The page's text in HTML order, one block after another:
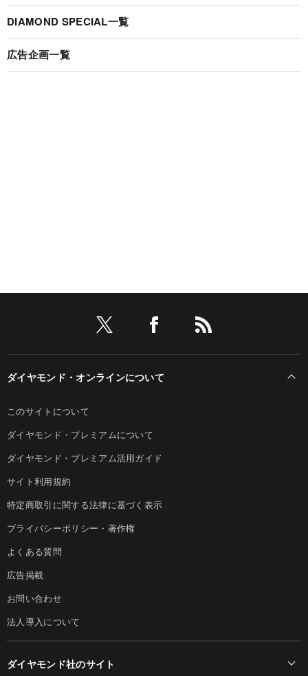
DIAMOND SPECIAL一覧
広告企画一覧
ダイヤモンド・オンラインについて
このサイトについて
ダイヤモンド・プレミアムについて
ダイヤモンド・プレミアム活用ガイド
サイト利用規約
特定商取引に関する法律に基づく表示
プライバシーポリシー・著作権
よくある質問
広告掲載
お問い合わせ
法人導入について
ダイヤモンド社のサイト